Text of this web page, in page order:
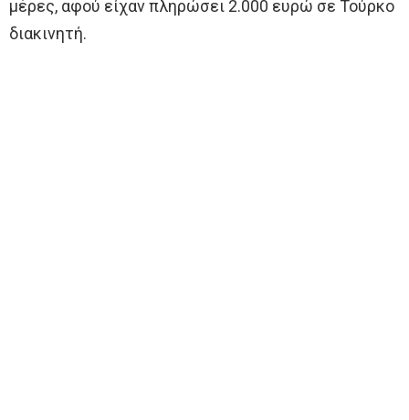
μέρες, αφού είχαν πληρώσει 2.000 ευρώ σε Τούρκο
διακινητή.